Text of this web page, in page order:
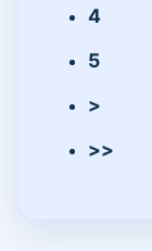
4
5
>
>>